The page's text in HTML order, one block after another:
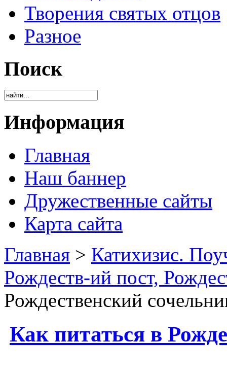
Творения святых отцов
Разное
Поиск
Информация
Главная
Наш баннер
Дружественные сайты
Карта сайта
Главная > Катихизис.
Рождеств-ий пост,
Рождественский
Как питаться в